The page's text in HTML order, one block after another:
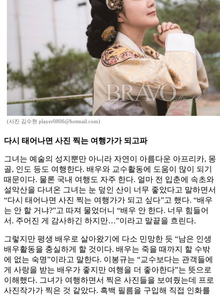
(사진 김수현 player0806@hotmail.com)
다시 태어나면 사진 찍는 여행가가 되고파
그녀는 예술의 성지뿐만 아니라 자연이 아름다운 아프리카, 몽
골, 인도 등도 여행한다. 배우와 교수활동에 도움이 많이 되기
때문이다. 물론 국내 여행도 자주 한다. 얼마 전 입춘에 속초와
설악산을 다녀온 그녀는 눈 덮인 산이 너무 좋았다고 말하면서
“다시 태어나면 사진 찍는 여행가가 되고 싶다”고 했다. “배우
는 안 할 거냐?”고 따져 물었더니 “배우 안 한다. 너무 힘들어
서. 주어진 게 감사하긴 하지만…”이라고 말끝을 흐린다.
그렇지만 평생 배우로 살아왔기에 다소 민망한 듯 “남은 인생
배우활동을 충실하게 할 것이다. 배우는 죽을 때까지 할 수밖
에 없는 숙명”이라고 말한다. 이봉규는 “교수보다는 관객들에
게 사랑을 받는 배우가 좋지만 여행을 더 좋아한다”는 뜻으로
이해했다. 그녀가 여행하면서 찍은 사진들을 보여줬는데 프로
사진작가가 찍은 것 같았다. 흑백 필름을 구입해 직접 인화를